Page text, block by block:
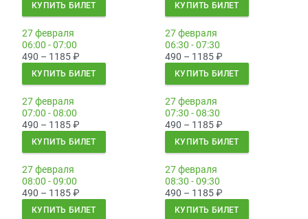
КУПИТЬ БИЛЕТ КУПИТЬ БИЛЕТ
27 февраля
06:00 - 07:00
490 – 1185₽
КУПИТЬ БИЛЕТ
27 февраля
06:30 - 07:30
490 – 1185₽
КУПИТЬ БИЛЕТ
27 февраля
07:00 - 08:00
490 – 1185₽
КУПИТЬ БИЛЕТ
27 февраля
07:30 - 08:30
490 – 1185₽
КУПИТЬ БИЛЕТ
27 февраля
08:00 - 09:00
490 – 1185₽
КУПИТЬ БИЛЕТ
27 февраля
08:30 - 09:30
490 – 1185₽
КУПИТЬ БИЛЕТ